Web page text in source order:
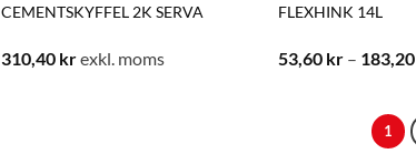
CEMENTSKYFFEL 2K SERVA
310,40 krexkl. moms
FLEXHINK 14L
53,60 kr – 183,20
1